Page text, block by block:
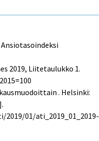
2019, Liitetaulukko 1.
. Helsinki:
01/ati_2019_01_2019-